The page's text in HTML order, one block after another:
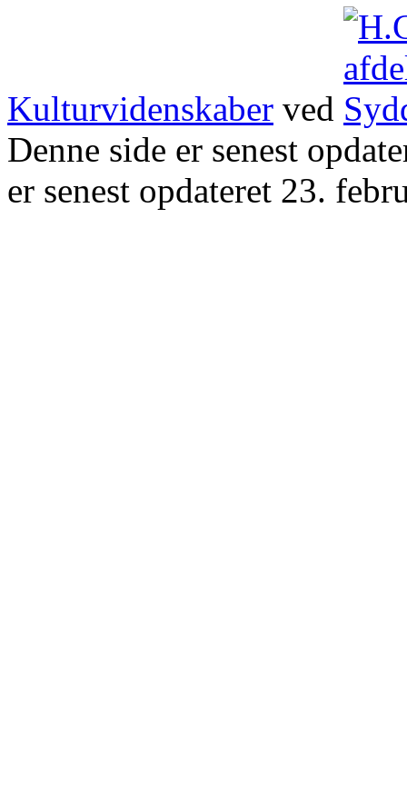
Kulturvidenskaber ved
Denne side er senest
er senest opdateret 23.